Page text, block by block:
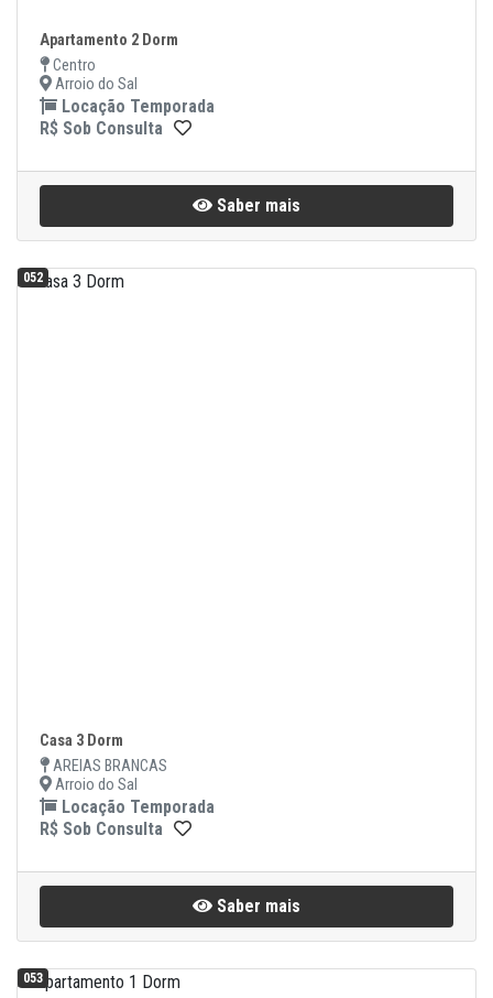
Apartamento 2 Dorm
Centro
Arroio do Sal
Locação Temporada
R$ Sob Consulta
Saber mais
052
Casa 3 Dorm
AREIAS BRANCAS
Arroio do Sal
Locação Temporada
R$ Sob Consulta
Saber mais
053